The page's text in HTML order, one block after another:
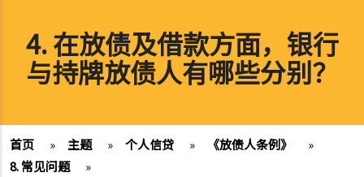
4. 在放债及借款方面，银行
与持牌放债人有哪些分别？
首页 » 主题 » 个人信贷 » 《放债人条例》
»
8. 常见问题
»